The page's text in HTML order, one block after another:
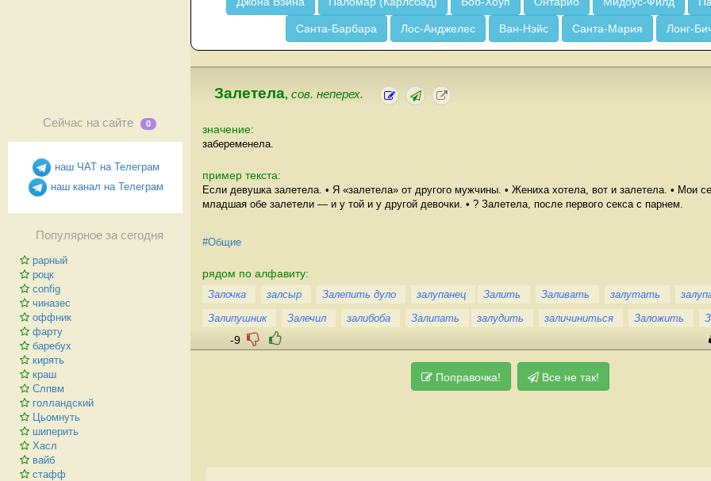
Сейчас на сайте 0
наш ЧАТ на Телеграм
наш канал на Телеграм
Популярное за сегодня
рарный
роцк
config
чиназес
оффник
фарту
баребух
кирять
краш
Слпвм
голландский
Цьомнуть
шиперить
Хасл
вайб
стафф
Санта-Барбара Лос-Анджелес Ван-Нэйс Санта-Мария Лонг-
Залетела, сов. неперех.
значение:
забеременела.
пример текста:
Если девушка залетела. • Я «залетела» от другого мужчины. • Жениха хотела, вот и залетела. • Мои
младшая обе залетели — и у той и у другой девочки. • ? Залетела, после первого секса с парнем.
#Общие
рядом по алфавиту:
Залочка залсыр Залепить дуло залупанец Залить Заливать залутать
Залипушник
Залечил залибоба Залипать залудить заличиниться Заложить
-9
Поправочка! Все не так!